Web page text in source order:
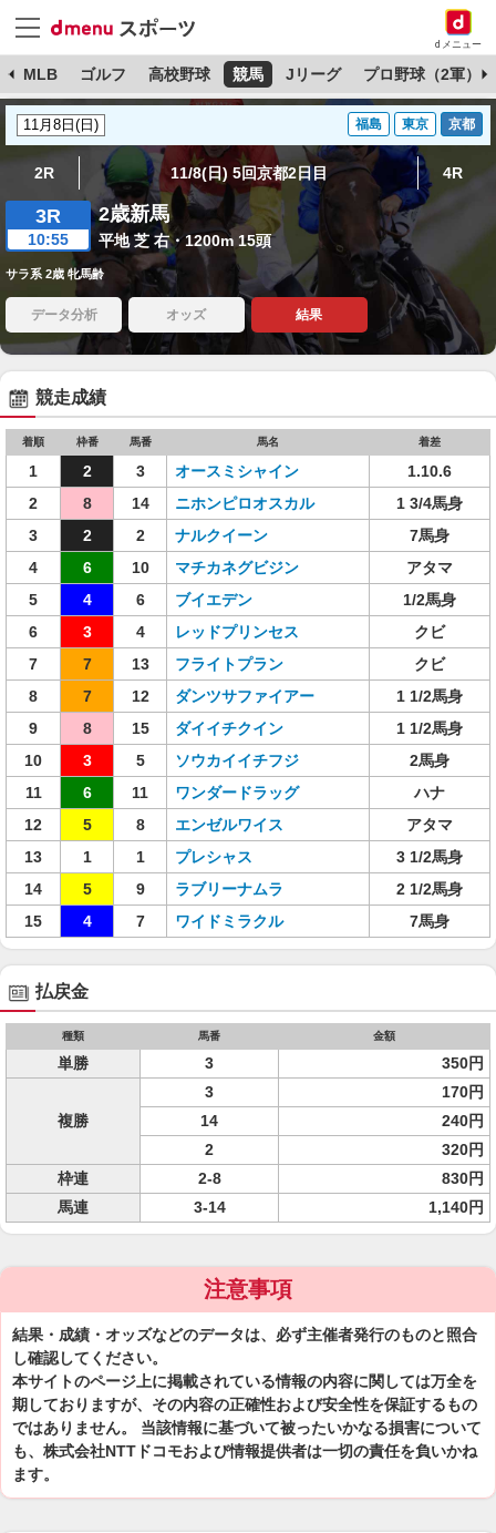
dメニュー
MLB ゴルフ 高校野球 競馬 Jリーグ プロ野球（2軍）
福島 東京 京都
2R 11/8(日) 5回京都2日目 4R
3R
10:55
2歳新馬
平地 芝 右・1200m 15頭
サラ系 2歳 牝馬齢
データ分析 オッズ 結果
競走成績
着順 枠番 馬番 馬名 着差
1 2 3 オースミシャイン
1.10.6
2
8 14 ニホンピロオスカル
1 3/4馬身
3
2 2 ナルクイーン
7馬身
4
6 10 マチカネグビジン
アタマ
5
4 6 ブイエデン
1/2馬身
6
3 4 レッドプリンセス
クビ
7
7 13 フライトプラン
クビ
8
7 12 ダンツサファイアー
1 1/2馬身
9
8 15 ダイイチクイン
1 1/2馬身
10
3 5 ソウカイイチフジ
2馬身
11
6 11 ワンダードラッグ
ハナ
12
5 8 エンゼルワイス
アタマ
13
1 1 プレシャス
3 1/2馬身
14
5 9 ラブリーナムラ
2 1/2馬身
15
4 7 ワイドミラクル 7馬身
払戻金
種類 馬番 金額
単勝 3 350円
複勝
3
170円
14
240円
2
320円
枠連
2-8
830円
馬連
3-14 1,140円
注意事項
結果・成績・オッズなどのデータは、必ず主催者発行のものと照合
し確認してください。
本サイトのページ上に掲載されている情報の内容に関しては万全を
期しておりますが、その内容の正確性および安全性を保証するもの
ではありません。 当該情報に基づいて被ったいかなる損害について
も、株式会社NTTドコモおよび情報提供者は一切の責任を負いかね
ます。